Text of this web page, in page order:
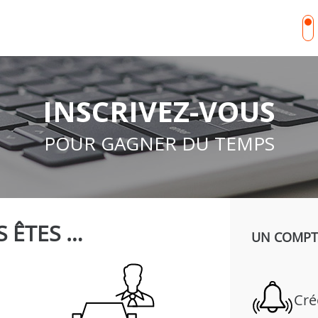
INSCRIVEZ-VOUS
POUR GAGNER DU TEMPS
ÊTES … UN